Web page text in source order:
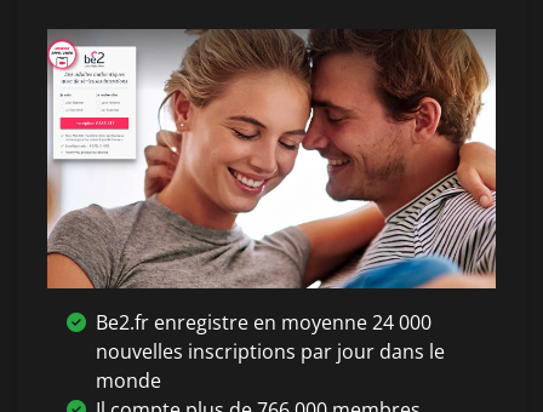
Be2.fr enregistre en moyenne 24 000
nouvelles inscriptions par jour dans le
monde